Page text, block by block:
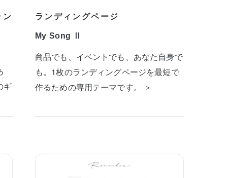
ン
ギ
ランディングページ
My Song Ⅱ
商品でも、イベントでも、あなた自身で
も。1枚のランディングページを最短で
作るための専用テーマです。 ＞